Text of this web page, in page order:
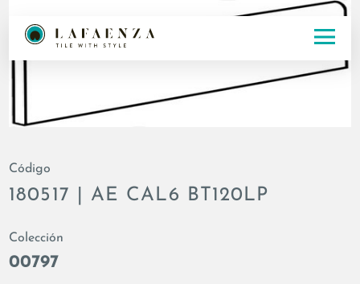
Código
180517 | AE CAL6 BT120LP
Colección
00797